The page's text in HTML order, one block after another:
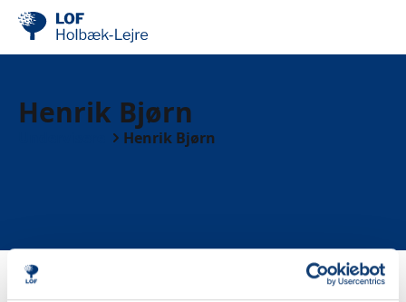
Henrik Bjørn
Henrik Bjørn